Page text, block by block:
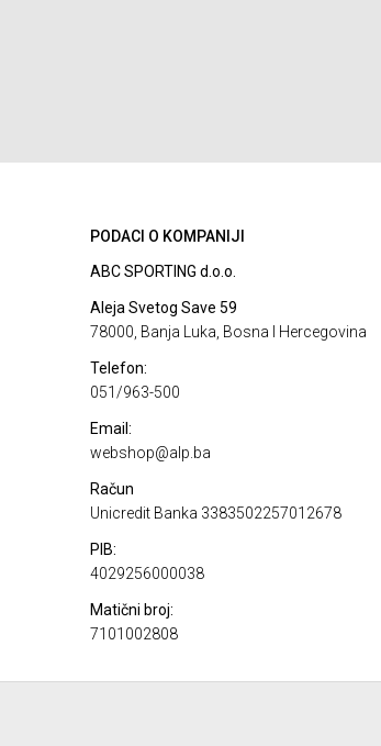
PODACI O KOMPANIJI
ABC SPORTING d.o.o.
Aleja Svetog Save 59
78000, Banja Luka, Bosna I Hercegovina
Telefon:
051/963-500
Email:
webshop@alp.ba
Račun
Unicredit Banka 3383502257012678
PIB:
4029256000038
Matični broj:
7101002808